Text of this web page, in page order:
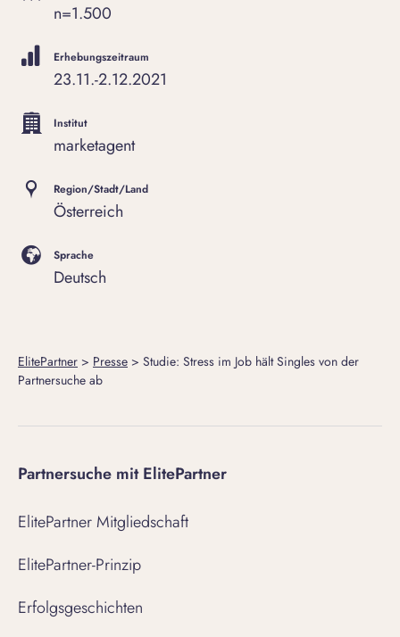
n=1.500
Erhebungszeitraum
23.11.-2.12.2021
Institut
marketagent
Region/Stadt/Land
Österreich
Sprache
Deutsch
ElitePartner > Presse > Studie: Stress im Job hält Singles von der
Partnersuche ab
Partnersuche mit ElitePartner
ElitePartner Mitgliedschaft
ElitePartner-Prinzip
Erfolgsgeschichten